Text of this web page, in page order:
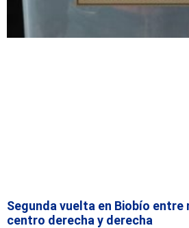
Segunda vuelta en Biobío
centro derecha y derecha